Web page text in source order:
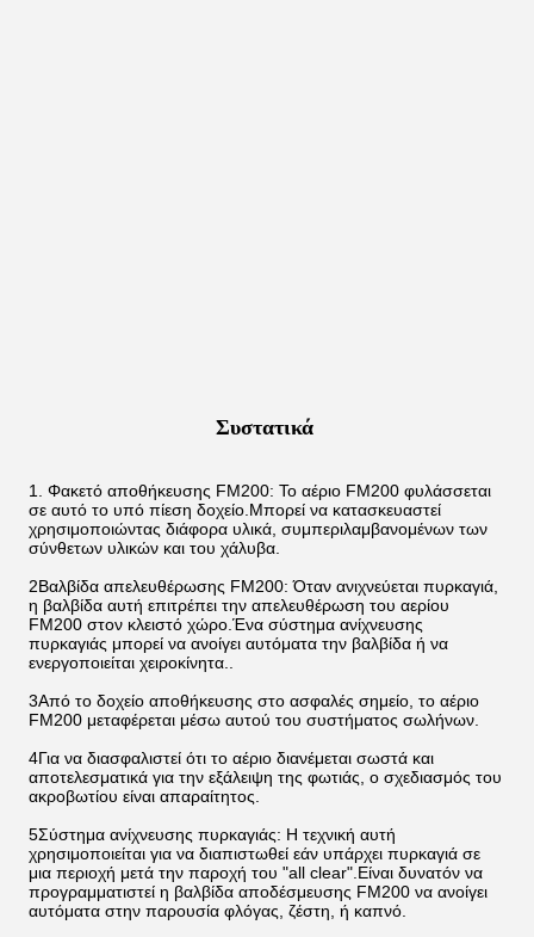
Συστατικά
1. Φακετό αποθήκευσης FM200: Το αέριο FM200 φυλάσσεται
σε αυτό το υπό πίεση δοχείο.Μπορεί να κατασκευαστεί
χρησιμοποιώντας διάφορα υλικά, συμπεριλαμβανομένων των
σύνθετων υλικών και του χάλυβα.
2Βαλβίδα απελευθέρωσης FM200: Όταν ανιχνεύεται πυρκαγιά,
η βαλβίδα αυτή επιτρέπει την απελευθέρωση του αερίου
FM200 στον κλειστό χώρο.Ένα σύστημα ανίχνευσης
πυρκαγιάς μπορεί να ανοίγει αυτόματα την βαλβίδα ή να
ενεργοποιείται χειροκίνητα..
3Από το δοχείο αποθήκευσης στο ασφαλές σημείο, το αέριο
FM200 μεταφέρεται μέσω αυτού του συστήματος σωλήνων.
4Για να διασφαλιστεί ότι το αέριο διανέμεται σωστά και
αποτελεσματικά για την εξάλειψη της φωτιάς, ο σχεδιασμός του
ακροβωτίου είναι απαραίτητος.
5Σύστημα ανίχνευσης πυρκαγιάς: Η τεχνική αυτή
χρησιμοποιείται για να διαπιστωθεί εάν υπάρχει πυρκαγιά σε
μια περιοχή μετά την παροχή του "all clear".Είναι δυνατόν να
προγραμματιστεί η βαλβίδα αποδέσμευσης FM200 να ανοίγει
αυτόματα στην παρουσία φλόγας, ζέστη, ή καπνό.